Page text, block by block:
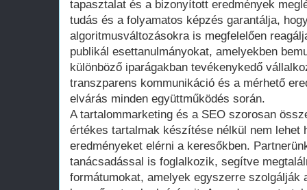
tapasztalat és a bizonyított eredmények
tudás és a folyamatos képzés garantálja,
algoritmusváltozásokra is megfelelően
publikál esettanulmányokat, amelyekben
különböző iparágakban tevékenykedő
transzparens kommunikáció és a mérhető
elvárás minden együttműködés során.
A tartalommarketing és a SEO szorosan
értékes tartalmak készítése nélkül nem lehet
eredményeket elérni a keresőkben.
tanácsadással is foglalkozik, segítve
formátumokat, amelyek egyszerre szolgálják